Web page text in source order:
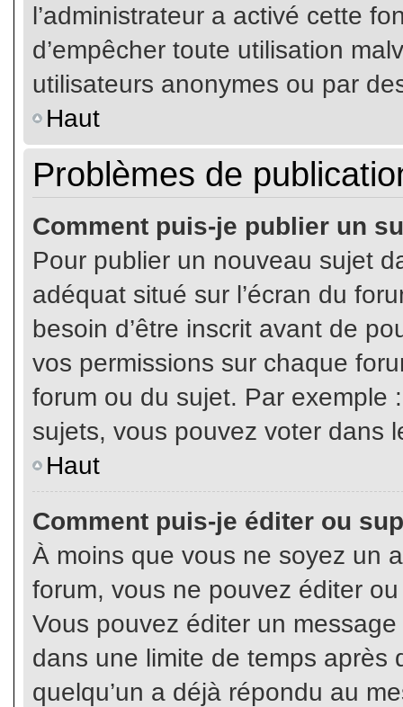
l’administrateur a activé cette
d’empêcher toute utilisation
utilisateurs anonymes ou par
Haut
Problèmes de
Comment puis-je publier un
Pour publier un nouveau sujet
adéquat situé sur l’écran du
besoin d’être inscrit avant de
vos permissions sur chaque
forum ou du sujet. Par exemple
sujets, vous pouvez voter dans
Haut
Comment puis-je éditer ou
À moins que vous ne soyez un
forum, vous ne pouvez éditer
Vous pouvez éditer un
dans une limite de temps après
quelqu’un a déjà répondu au